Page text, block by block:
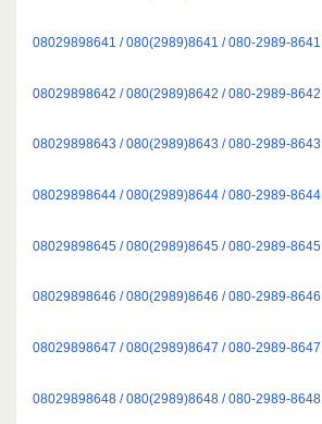
08029898641 / 080(2989)8641 / 080-2989-8641
08029898642 / 080(2989)8642 / 080-2989-8642
08029898643 / 080(2989)8643 / 080-2989-8643
08029898644 / 080(2989)8644 / 080-2989-8644
08029898645 / 080(2989)8645 / 080-2989-8645
08029898646 / 080(2989)8646 / 080-2989-8646
08029898647 / 080(2989)8647 / 080-2989-8647
08029898648 / 080(2989)8648 / 080-2989-8648